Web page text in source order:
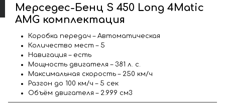
Мерседес-Бенц S 450 Long 4Matic
AMG комплектация
Коробка передач – Автоматическая
Количество мест – 5
Навигация – есть
Мощность двигателя – 381 л. с.
Максимальная скорость – 250 км/ч
Разгон до 100 км/ч – 5 сек
Объём двигателя – 2.999 см3